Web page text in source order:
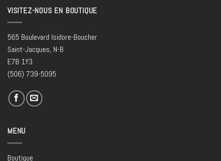
VISITEZ-NOUS EN BOUTIQUE
565 Boulevard Isidore-Boucher
Saint-Jacques, N-B
E7B 1Y3
(506) 739-5095
MENU
Boutique